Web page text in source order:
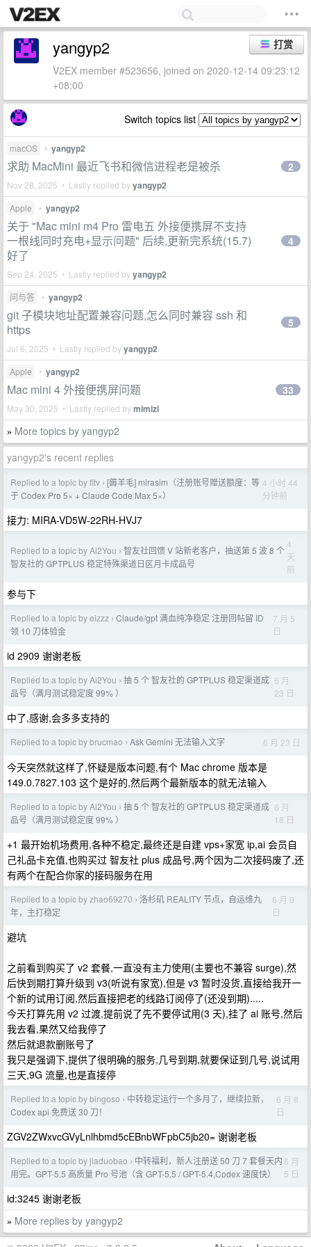
打赏
yangyp2
V2EX member #523656, joined on 2020-12-14 09:23:12
+08:00
Switch topics list
macOS • yangyp2
求助 MacMini 最近飞书和微信进程老是被杀
Nov 28, 2025 • Lastly replied byyangyp2
2
Apple • yangyp2
关于 "Mac mini m4 Pro 雷电五 外接便携屏不支持
一根线同时充电+显示问题" 后续,更新完系统(15.7)
好了
Sep 24, 2025 • Lastly replied byyangyp2
4
问与答 • yangyp2
git 子模块地址配置兼容问题,怎么同时兼容 ssh 和
https
Jul 6, 2025 • Lastly replied byyangyp2
5
Apple • yangyp2
Mac mini 4 外接便携屏问题
May 30, 2025 • Lastly replied bymimizi
33
» More topics by yangyp2
yangyp2's recent replies
Replied to a topic by fltv › [薅羊毛] mirasim（注册账号赠送额度：等
于 Codex Pro 5× + Claude Code Max 5×）
4 小时 44
分钟前
接力: MIRA-VD5W-22RH-HVJ7
Replied to a topic by Ai2You › 智友社回馈 V 站新老客户，抽送第 5 波 8 个
智友社的 GPTPLUS 稳定特殊渠道日区月卡成品号
4
天
前
参与下
Replied to a topic by eizzz › Claude/gpt 满血纯净稳定 注册回帖留 ID
领 10 刀体验金
7 月 5
日
id 2909 谢谢老板
Replied to a topic by Ai2You › 抽 5 个 智友社的 GPTPLUS 稳定渠道成
品号（满月测试稳定度 99% ）
6 月
23 日
中了,感谢,会多多支持的
Replied to a topic by brucmao › Ask Gemini 无法输入文字 6 月 23 日
今天突然就这样了,怀疑是版本问题,有个 Mac chrome 版本是
149.0.7827.103 这个是好的,然后两个最新版本的就无法输入
Replied to a topic by Ai2You › 抽 5 个 智友社的 GPTPLUS 稳定渠道成
品号（满月测试稳定度 99% ）
6 月
18 日
+1 最开始机场费用,各种不稳定,最终还是自建 vps+家宽 ip,ai 会员自
己礼品卡充值,也购买过 智友社 plus 成品号,两个因为二次接码废了,还
有两个在配合你家的接码服务在用
Replied to a topic by zhao69270 › 洛杉矶 REALITY 节点，自运维九
年，主打稳定
6 月 9
日
避坑
之前看到购买了 v2 套餐,一直没有主力使用(主要也不兼容 surge),然
后快到期打算升级到 v3(听说有家宽),但是 v3 暂时没货,直接给我开一
个新的试用订阅,然后直接把老的线路订阅停了(还没到期).....
今天打算先用 v2 过渡,提前说了先不要停试用(3 天),挂了 ai 账号,然后
我去看,果然又给我停了
然后就退款删账号了
我只是强调下,提供了很明确的服务,几号到期,就要保证到几号,说试用
三天,9G 流量,也是直接停
Replied to a topic by bingoso › 中转稳定运行一个多月了，继续拉新，
Codex api 免费送 30 刀！
6 月 8
日
ZGV2ZWxvcGVyLnlhbmd5cEBnbWFpbC5jb20= 谢谢老板
Replied to a topic by jiaduobao › 中转福利，新人注册送 50 刀 7 套餐天内
用完。GPT-5.5 高质量 Pro 号池（含 GPT-5.5 / GPT-5.4,Codex 速度快）
6 月
5 日
id:3245 谢谢老板
» More replies by yangyp2